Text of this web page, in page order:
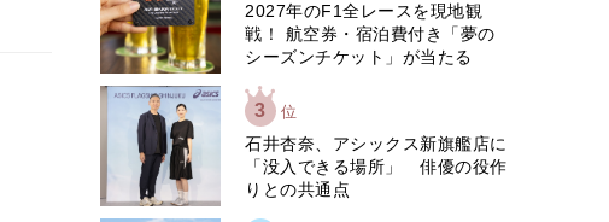
2027年のF1全レースを現地観
戦！ 航空券・宿泊費付き「夢の
シーズンチケット」が当たる
3 位
石井杏奈、アシックス新旗艦店に
「没入できる場所」 俳優の役作
りとの共通点